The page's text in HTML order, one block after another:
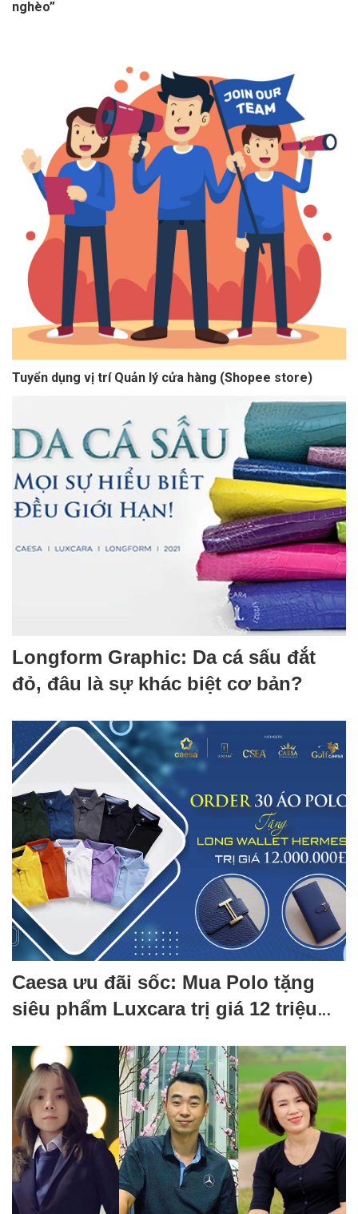
nghèo”
Tuyển dụng vị trí Quản lý cửa hàng (Shopee store)
Longform Graphic: Da cá sấu đắt
đỏ, đâu là sự khác biệt cơ bản?
Caesa ưu đãi sốc: Mua Polo tặng
siêu phẩm Luxcara trị giá 12 triệu